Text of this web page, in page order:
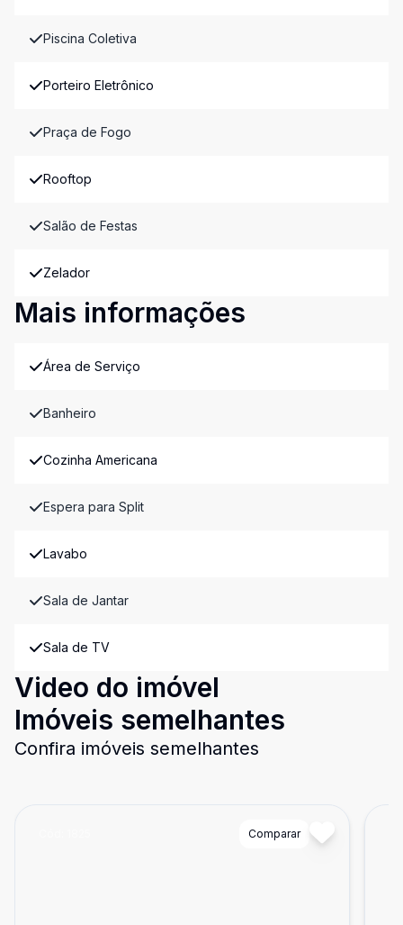
Piscina Coletiva
Porteiro Eletrônico
Praça de Fogo
Rooftop
Salão de Festas
Zelador
Mais informações
Área de Serviço
Banheiro
Cozinha Americana
Espera para Split
Lavabo
Sala de Jantar
Sala de TV
Video do imóvel
Imóveis semelhantes
Confira imóveis semelhantes
Comparar